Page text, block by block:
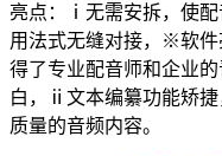
亮点：ⅰ无需安拆，使
用法式无缝对接，※软
得了专业配音师和企业
白，ⅱ文本编纂功能矫
质量的音频内容。